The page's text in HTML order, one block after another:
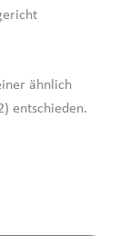
ähnlich
entschieden.